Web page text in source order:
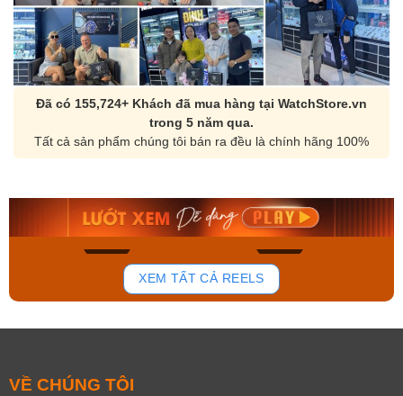
Đã có 155,724+ Khách đã mua hàng tại WatchStore.vn
trong 5 năm qua.
Tất cả sản phẩm chúng tôi bán ra đều là chính hãng 100%
148
Orient Nam RA-
Mua ngay
Casio Nam MTS-
Mua ngay
XEM TẤT CẢ REELS
VỀ CHÚNG TÔI